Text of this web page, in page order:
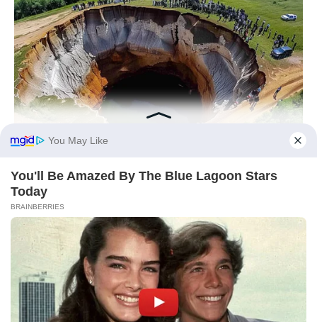
Enormous Crater Opens - Police Stunned By What They Find